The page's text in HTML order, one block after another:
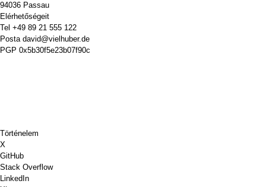
94036 Passau
Elérhetőségeit
Tel +49 89 21 555 122
Posta david@vielhuber.de
PGP 0x5b30f5e23b07f90c
Történelem
X
GitHub
Stack Overflow
LinkedIn